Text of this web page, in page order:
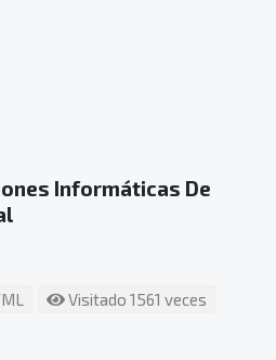
Informáticas De
Visitado 1561 veces